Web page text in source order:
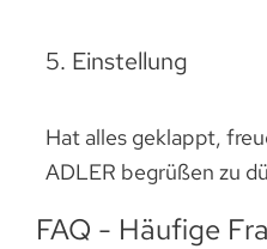
5. Einstellung
Hat alles geklappt,
ADLER begrüßen zu
FAQ - Häufige